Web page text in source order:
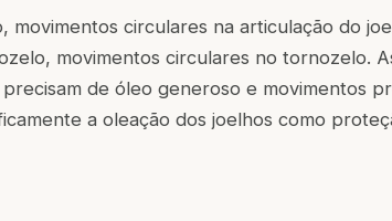
movimentos circulares na articulação do
movimentos circulares no tornozelo.
de óleo generoso e movimentos
a oleação dos joelhos como